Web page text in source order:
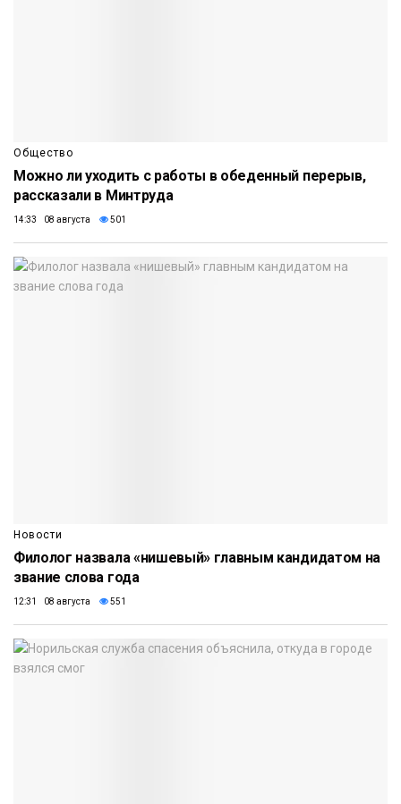
Общество
Можно ли уходить с работы в обеденный перерыв,
рассказали в Минтруда
14:33 08 августа 501
Новости
Филолог назвала «нишевый» главным кандидатом на
звание слова года
12:31 08 августа 551